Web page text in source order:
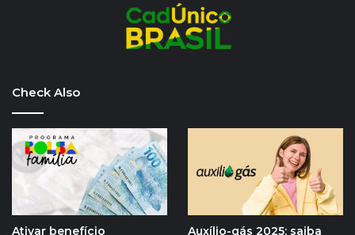
Check Also
Ativar benefício Auxílio-gás 2025: saiba